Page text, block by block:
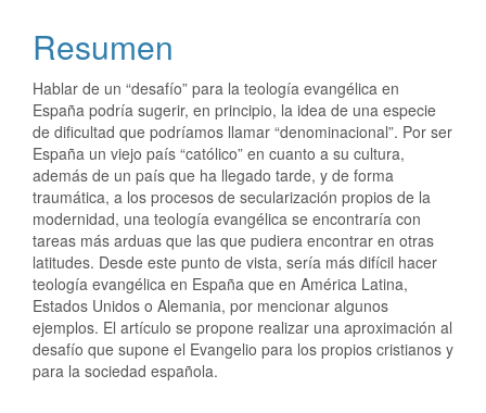
Resumen
Hablar de un “desafío” para la teología evangélica en
España podría sugerir, en principio, la idea de una especie
de dificultad que podríamos llamar “denominacional”. Por ser
España un viejo país “católico” en cuanto a su cultura,
además de un país que ha llegado tarde, y de forma
traumática, a los procesos de secularización propios de la
modernidad, una teología evangélica se encontraría con
tareas más arduas que las que pudiera encontrar en otras
latitudes. Desde este punto de vista, sería más difícil hacer
teología evangélica en España que en América Latina,
Estados Unidos o Alemania, por mencionar algunos
ejemplos. El artículo se propone realizar una aproximación al
desafío que supone el Evangelio para los propios cristianos y
para la sociedad española.